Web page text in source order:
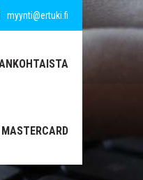
myynti@ertuki.fi